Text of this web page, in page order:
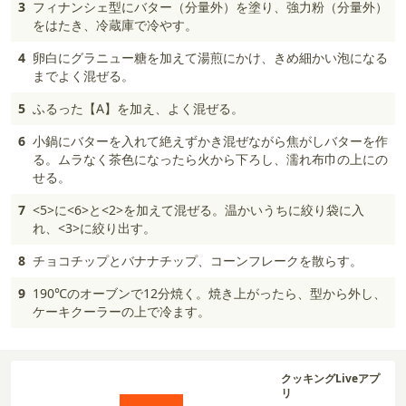
3 フィナンシェ型にバター（分量外）を塗り、強力粉（分量外）
をはたき、冷蔵庫で冷やす。
4 卵白にグラニュー糖を加えて湯煎にかけ、きめ細かい泡になる
までよく混ぜる。
5 ふるった【A】を加え、よく混ぜる。
6 小鍋にバターを入れて絶えずかき混ぜながら焦がしバターを作
る。ムラなく茶色になったら火から下ろし、濡れ布巾の上にの
せる。
7 <5>に<6>と<2>を加えて混ぜる。温かいうちに絞り袋に入
れ、<3>に絞り出す。
8 チョコチップとバナナチップ、コーンフレークを散らす。
9 190℃のオーブンで12分焼く。焼き上がったら、型から外し、
ケーキクーラーの上で冷ます。
クッキングLiveアプ
リ